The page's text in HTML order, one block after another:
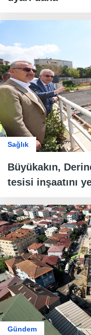
Sağlık
Büyükakın,
tesisi inşaatını
Gündem